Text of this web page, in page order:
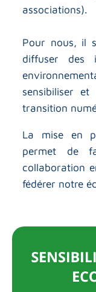
associations).
Pour nous, il
diffuser des
sensibiliser
transition
La mise en
permet de
collaboration
fédérer notre